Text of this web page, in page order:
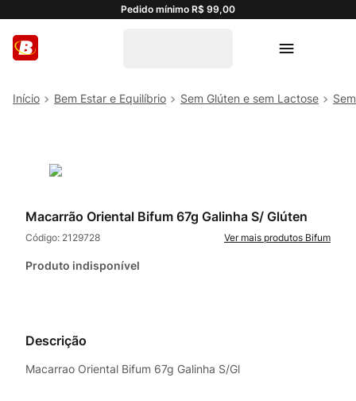
Pedido mínimo R$ 99,00
Bem Estar e Equilíbrio Sem Glúten e sem Lactose
Macarrão Oriental Bifum 67g Galinha S/ Glúten
Código: 2129728 Bifum
Produto indisponível
Descrição
Macarrao Oriental Bifum 67g Galinha S/Gl